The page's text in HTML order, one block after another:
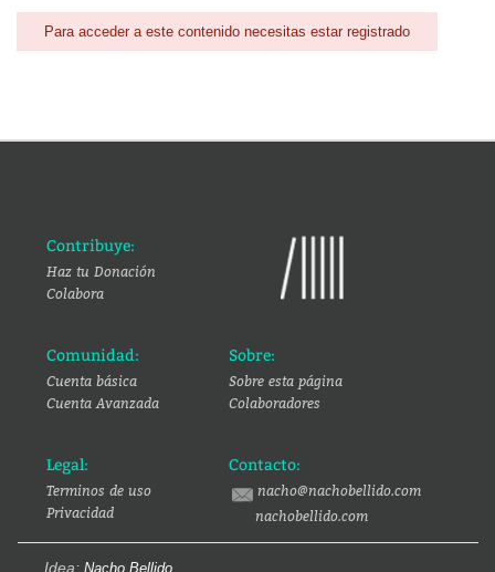
Para acceder a este contenido necesitas estar registrado
Contribuye:
Haz tu Donación
Colabora
Comunidad:
Cuenta básica
Cuenta Avanzada
Sobre:
Sobre esta página
Colaboradores
Legal:
Terminos de uso
Privacidad
Contacto:
nacho@nachobellido.com
nachobellido.com
Idea: Nacho Bellido